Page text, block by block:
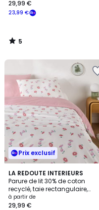
23,99 €
29,99 €
5
/
Prix exclusif
LA REDOUTE INTERIEURS
Parure de lit 30% de coton
recyclé, taie rectangulaire,
DANYA
à partir de
29,99 €
4,5
/ 5